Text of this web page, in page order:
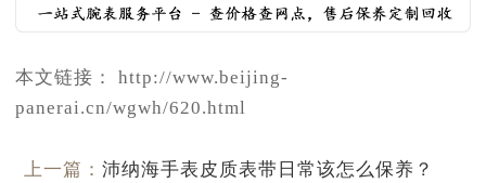
本文链接： http://www.beijing-
panerai.cn/wgwh/620.html
上一篇：沛纳海手表皮质表带日常该怎么保养？